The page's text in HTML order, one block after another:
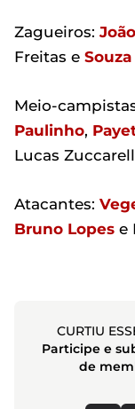
Zagueiros:
Freitas e Souza
Meio-
Paulinho,
Lucas
Atacantes:
Bruno Lopes e
CURTIU
Participe e
de